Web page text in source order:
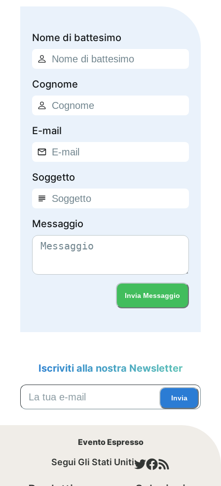
Nome di battesimo
Cognome
E-mail
Soggetto
Messaggio
Invia Messaggio
Iscriviti alla nostra Newsletter
Invia
Evento Espresso
Segui Gli Stati Uniti